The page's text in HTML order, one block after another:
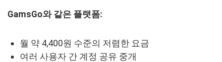
GamsGo와 같은 플랫폼:
월 약 4,400원 수준의 저렴한 요금
여러 사용자 간 계정 공유 중개